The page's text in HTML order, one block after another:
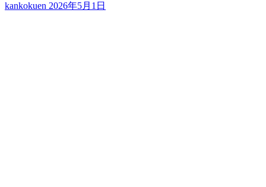
kankokuen 2026年5月1日